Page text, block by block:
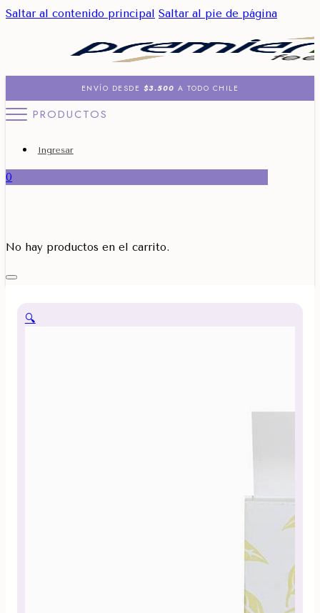
Saltar al contenido principal Saltar al pie de página
ENVÍO DESDE $3.500 A TODO CHILE
PRODUCTOS
Ingresar
0
No hay productos en el carrito.
🔍